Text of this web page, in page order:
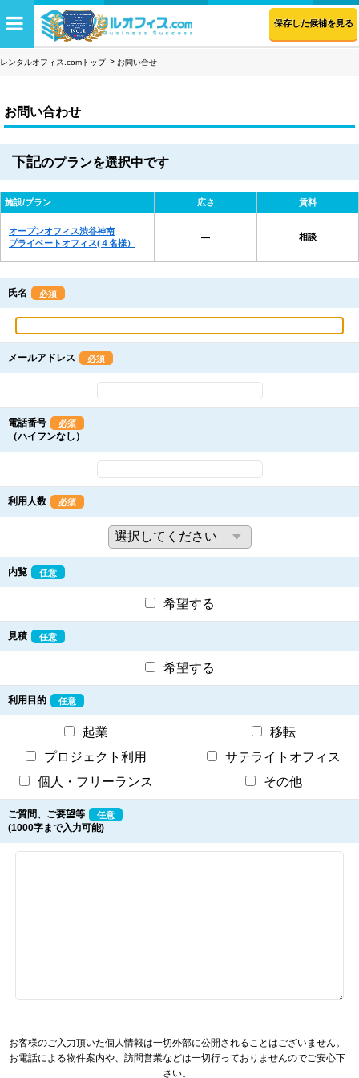
保存した候補を見る
レンタルオフィス.comトップ お問い合せ
お問い合わせ
下記のプランを選択中です
施設/プラン 広さ 賃料
オープンオフィス渋谷神南
プライベートオフィス(４名様）
― 相談
氏名 必須
メールアドレス 必須
電話番号 必須
（ハイフンなし）
利用人数 必須
内覧 任意
希望する
見積 任意
希望する
利用目的 任意
起業
移転
プロジェクト利用
サテライトオフィス
個人・フリーランス
その他
ご質問、ご要望等 任意
(1000字まで入力可能)
お客様のご入力頂いた個人情報は一切外部に公開されることはございません。
お電話による物件案内や、訪問営業などは一切行っておりませんのでご安心下
さい。